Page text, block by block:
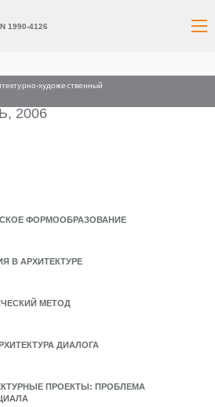
1990-4126
художественный
2006
ФОРМООБРАЗОВАНИЕ
В АРХИТЕКТУРЕ
МЕТОД
ДИАЛОГА
ПРОЕКТЫ: ПРОБЛЕМА